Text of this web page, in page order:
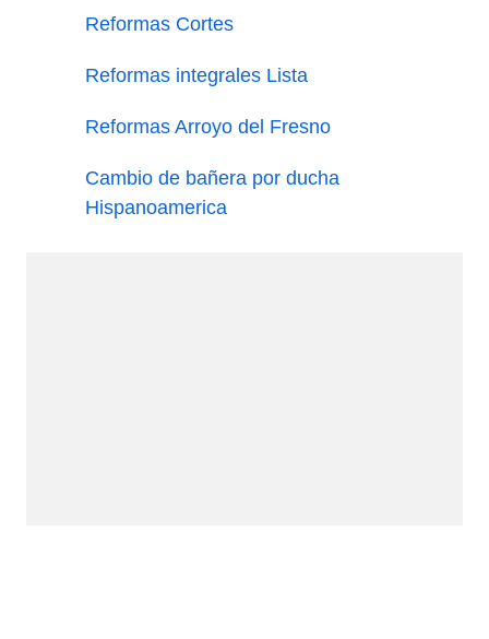
Reformas Cortes
Reformas integrales Lista
Reformas Arroyo del Fresno
Cambio de bañera por ducha
Hispanoamerica